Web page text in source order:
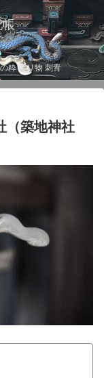
帳
粋 彫り物 刺青
（築地神社